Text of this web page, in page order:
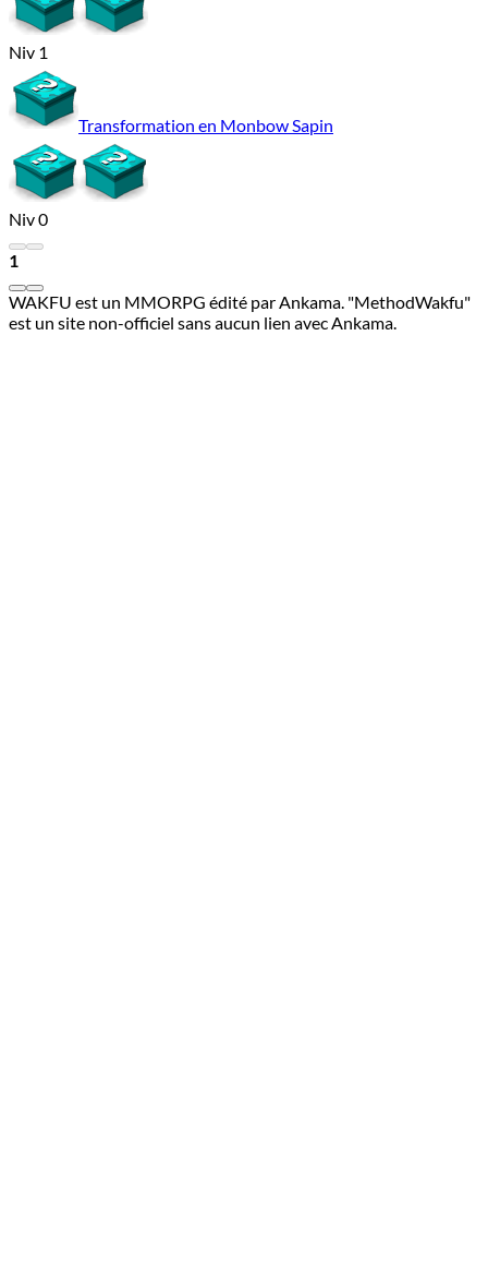
Niv 1
Transformation en Monbow Sapin
Niv 0
1
WAKFU est un MMORPG édité par Ankama. "MethodWakfu"
est un site non-officiel sans aucun lien avec Ankama.